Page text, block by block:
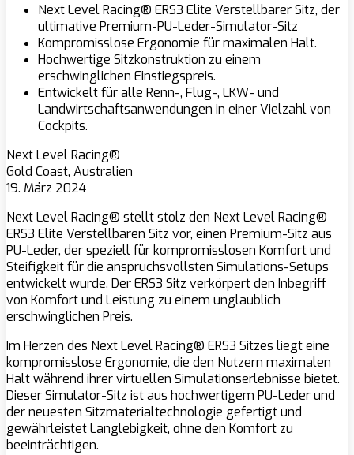
Next Level Racing® ERS3 Elite Verstellbarer Sitz, der
ultimative Premium-PU-Leder-Simulator-Sitz
Kompromisslose Ergonomie für maximalen Halt.
Hochwertige Sitzkonstruktion zu einem
erschwinglichen Einstiegspreis.
Entwickelt für alle Renn-, Flug-, LKW- und
Landwirtschaftsanwendungen in einer Vielzahl von
Cockpits.
Next Level Racing®
Gold Coast, Australien
19. März 2024
Next Level Racing® stellt stolz den Next Level Racing®
ERS3 Elite Verstellbaren Sitz vor, einen Premium-Sitz aus
PU-Leder, der speziell für kompromisslosen Komfort und
Steifigkeit für die anspruchsvollsten Simulations-Setups
entwickelt wurde. Der ERS3 Sitz verkörpert den Inbegriff
von Komfort und Leistung zu einem unglaublich
erschwinglichen Preis.
Im Herzen des Next Level Racing® ERS3 Sitzes liegt eine
kompromisslose Ergonomie, die den Nutzern maximalen
Halt während ihrer virtuellen Simulationserlebnisse bietet.
Dieser Simulator-Sitz ist aus hochwertigem PU-Leder und
der neuesten Sitzmaterialtechnologie gefertigt und
gewährleistet Langlebigkeit, ohne den Komfort zu
beeinträchtigen.